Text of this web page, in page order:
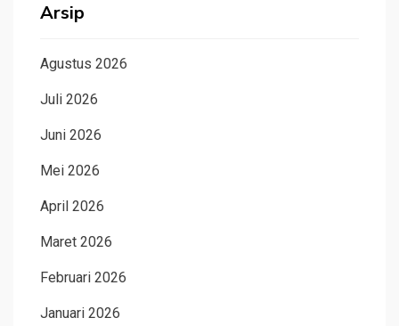
Arsip
Agustus 2026
Juli 2026
Juni 2026
Mei 2026
April 2026
Maret 2026
Februari 2026
Januari 2026